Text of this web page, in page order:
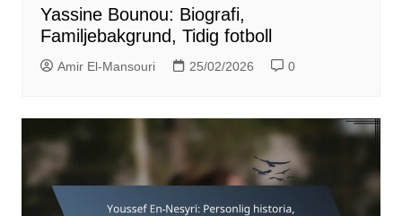
Yassine Bounou: Biografi,
Familjebakgrund, Tidig fotboll
Amir El-Mansouri 25/02/2026 0